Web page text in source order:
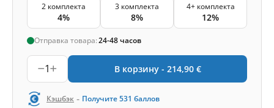
2 комплекта
4%
3 комплекта
8%
4+ комплекта
12%
Отправка товара:24-48 часов
1 В корзину - 214,90 €
Кэшбэк - Получите531 баллов